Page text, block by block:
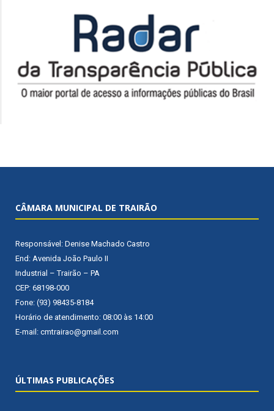
CÂMARA MUNICIPAL DE TRAIRÃO
Responsável: Denise Machado Castro
End: Avenida João Paulo II
Industrial – Trairão – PA
CEP: 68198-000
Fone: (93) 98435-8184
Horário de atendimento: 08:00 às 14:00
E-mail: cmtrairao@gmail.com
ÚLTIMAS PUBLICAÇÕES